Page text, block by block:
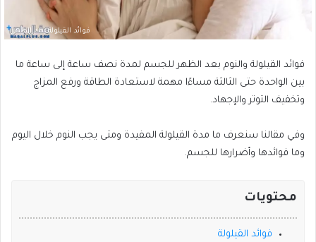
فوائد القيلولة بعد الظهر
فوائد القيلولة والنوم بعد الظهر للجسم لمدة نصف ساعة إلى ساعة ما
بين الواحدة حتى الثالثة مساءًا مهمة لاستعادة الطاقة ورفع المزاج
وتخفيف التوتر والإجهاد.
وفي مقالنا سنعرف ما مدة القيلولة المفيدة ومتى يجب النوم خلال اليوم
وما فوائدها وأضرارها للجسم.
محتويات
فوائد القيلولة